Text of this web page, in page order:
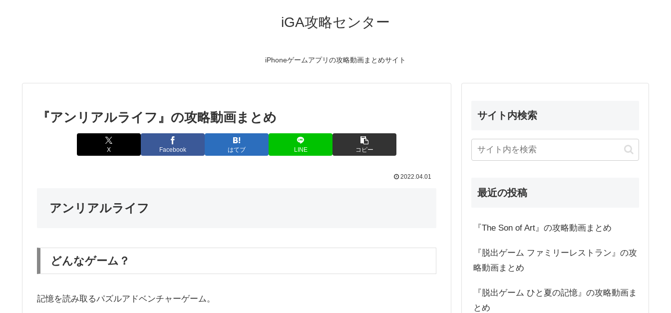
iGA攻略センター
iPhoneゲームアプリの攻略動画まとめサイト
『アンリアルライフ』の攻略動画まとめ
X Facebook はてブ LINE コピー
2022.04.01
アンリアルライフ
どんなゲーム？
記憶を読み取るパズルアドベンチャーゲーム。
サイト内検索
最近の投稿
『The Son of Art』の攻略動画まとめ
『脱出ゲーム ファミリーレストラン』の攻
略動画まとめ
『脱出ゲーム ひと夏の記憶』の攻略動画ま
とめ